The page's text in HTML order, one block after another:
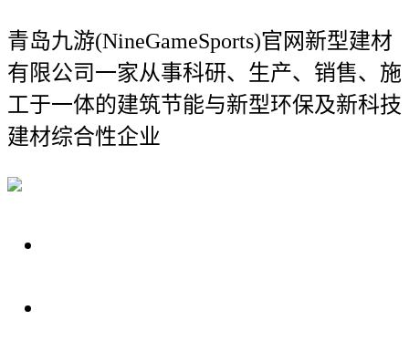
青岛九游(NineGameSports)官网新型建材
有限公司一家从事科研、生产、销售、施
工于一体的建筑节能与新型环保及新科技
建材综合性企业